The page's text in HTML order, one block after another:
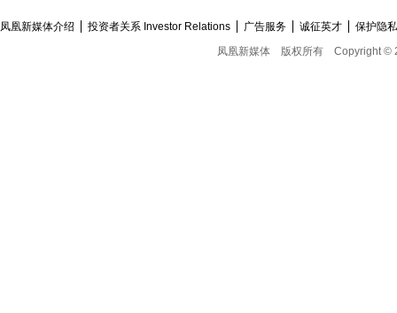
凤凰新媒体介绍 投资者关系 Investor Relations 广告服务 诚征英才
保护隐
凤凰新媒体
版权所有 Copyright ©